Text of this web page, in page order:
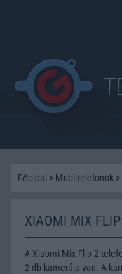
Főoldal > Mobiltelefonok >
XIAOMI MIX
A Xiaomi Mix Flip 2
2 db kamerája van. A